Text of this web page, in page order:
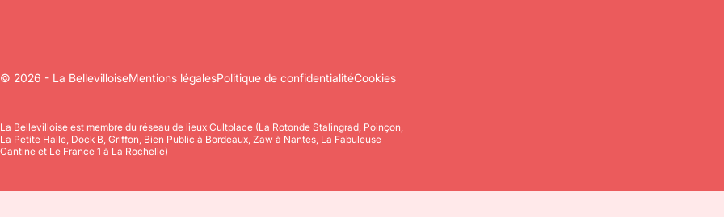
© 2026 - La BellevilloiseMentions légalesPolitique de confidentialitéCookies
La Bellevilloise est membre du réseau de lieux Cultplace (La Rotonde Stalingrad, Poinçon,
La Petite Halle, Dock B, Griffon, Bien Public à Bordeaux, Zaw à Nantes, La Fabuleuse
Cantine et Le France 1 à La Rochelle)